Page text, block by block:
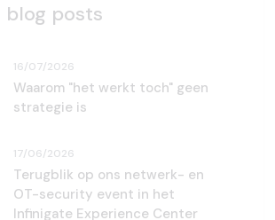
blog posts
16/07/2026
Waarom "het werkt toch" geen
strategie is
17/06/2026
Terugblik op ons netwerk- en
OT-security event in het
Infinigate Experience Center